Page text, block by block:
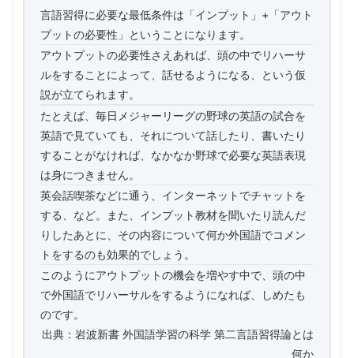
言語習得に必要な最低条件は「インプット」+「アウト
プットの必要性」ということになります。
アウトプットの必要性さえあれば、頭の中でリハーサ
ルをすることによって、話せるようになる、という仮
説が立てられます。
たとえば、毎日メジャーリーグの野球の英語の試合を
英語で見ていても、それについて話したり、書いたり
することがなければ、なかなか野球で必要な英語表現
は身につきません。
英会話喫茶などに通う、インターネットでチャットを
する、など。また、インプット教材を聞いたり読んだ
りしたあとに、その内容について何か外国語でコメン
トをするのも効果的でしょう。
このようにアウトプットの機会を増やす中で、頭の中
で外国語でリハーサルをするようになれば、しめたも
のです。
出典：岩波新書 外国語学習の科学 第二言語習得論とは
何か